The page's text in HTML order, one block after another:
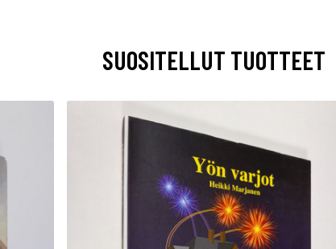
SUOSITELLUT TUOTTEET